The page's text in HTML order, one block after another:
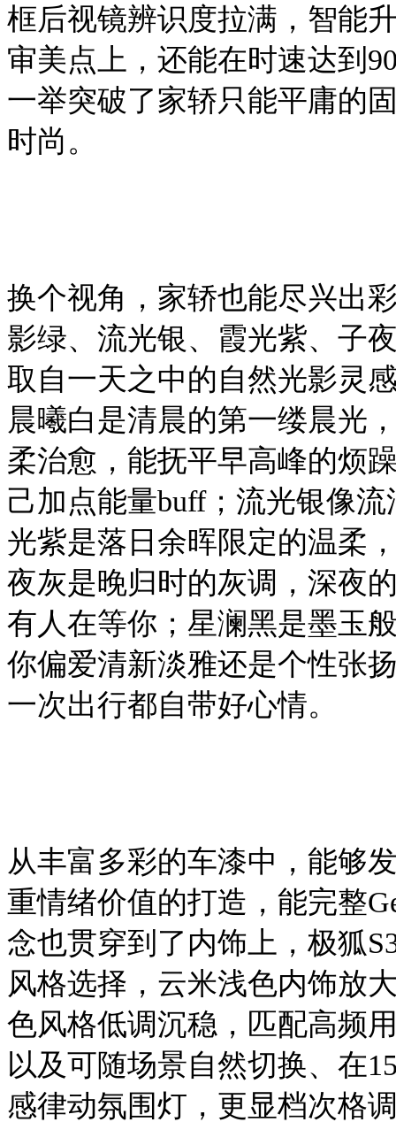
框后视镜辨识度拉满，智能
审美点上，还能在时速达到
一举突破了家轿只能平庸的
时尚。
换个视角，家轿也能尽兴出
影绿、流光银、霞光紫、子
取自一天之中的自然光影灵
晨曦白是清晨的第一缕晨光
柔治愈，能抚平早高峰的烦
己加点能量buff；流光银像
光紫是落日余晖限定的温柔
夜灰是晚归时的灰调，深夜
有人在等你；星澜黑是墨玉
你偏爱清新淡雅还是个性张
一次出行都自带好心情。
从丰富多彩的车漆中，能够
重情绪价值的打造，能完整
念也贯穿到了内饰上，极狐
风格选择，云米浅色内饰放
色风格低调沉稳，匹配高频
以及可随场景自然切换、在
感律动氛围灯，更显档次格